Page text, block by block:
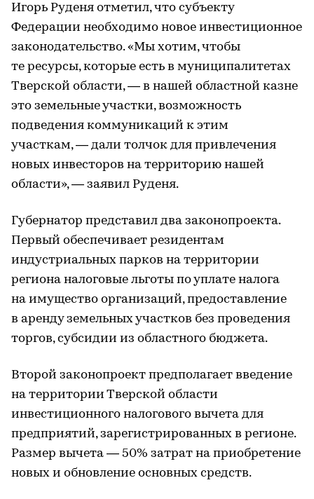
Игорь Руденя отметил, что субъекту
Федерации необходимо новое инвестиционное
законодательство. «Мы хотим, чтобы
те ресурсы, которые есть в муниципалитетах
Тверской области, — в нашей областной казне
это земельные участки, возможность
подведения коммуникаций к этим
участкам, — дали толчок для привлечения
новых инвесторов на территорию нашей
области», — заявил Руденя.
Губернатор представил два законопроекта.
Первый обеспечивает резидентам
индустриальных парков на территории
региона налоговые льготы по уплате налога
на имущество организаций, предоставление
в аренду земельных участков без проведения
торгов, субсидии из областного бюджета.
Второй законопроект предполагает введение
на территории Тверской области
инвестиционного налогового вычета для
предприятий, зарегистрированных в регионе.
Размер вычета — 50% затрат на приобретение
новых и обновление основных средств.